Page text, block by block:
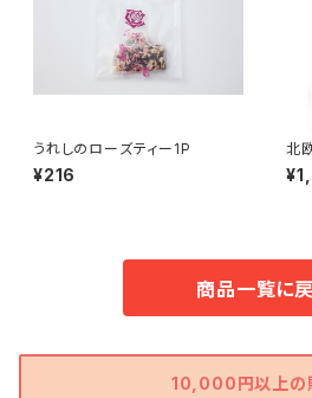
うれしのローズティー1P
¥216
北
レ
商品一覧に
10,000円以上の